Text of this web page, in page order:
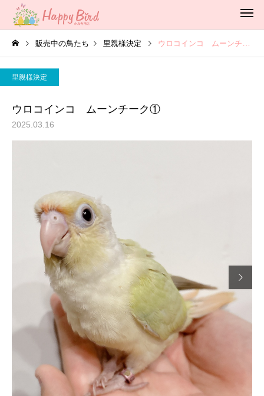
販売中の鳥たち 里親様決定 ウロコインコ ムーンチーク①
里親様決定
ウロコインコ ムーンチーク①
2025.03.16
